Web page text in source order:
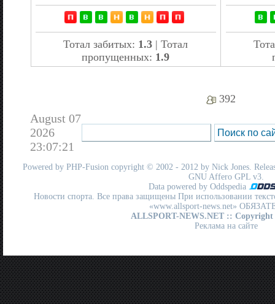
Тотал забитых: 1.3 | Тотал
пропущенных: 1.9
392
August 07
2026
23:07:21
Powered by PHP-Fusion copyright © 2002 - 2012 by Nick Jones.
GNU Affero GPL v3.
Data powered by Oddspedia
Новости спорта. Все права защищены При использовании
«www.allsport-news.net»
ALLSPORT-NEWS.NET :: Copyright
Реклама на сайте